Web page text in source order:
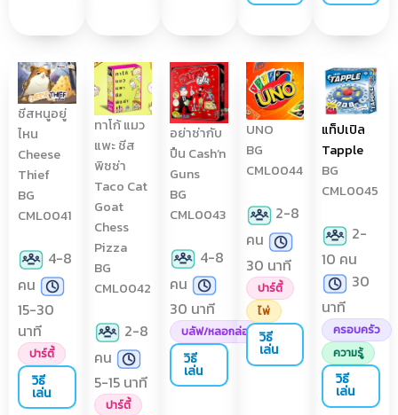
ชีสหนูอยู่
ไหน
Cheese
Thief
BG
CML0041
4-8
คน
15-30
นาที
ปาร์ตี้
วิธี
เล่น
ทาโก้ แมว
แพะ ชีส
พิซซ่า
Taco Cat
Goat
Chess
Pizza
BG
CML0042
2-8
คน
5-15 นาที
ปาร์ตี้
อย่าซ่ากับ
ปืน Cash’n
Guns
BG
CML0043
4-8
คน
30 นาที
บลัฟ/หลอกล่อ
วิธี
เล่น
UNO
BG
CML0044
2-8
คน
30 นาที
ปาร์ตี้
ไพ่
วิธี
เล่น
แท็ปเปิล
Tapple
BG
CML0045
2-
10 คน
30
นาที
ครอบครัว
ความรู้
วิธี
เล่น